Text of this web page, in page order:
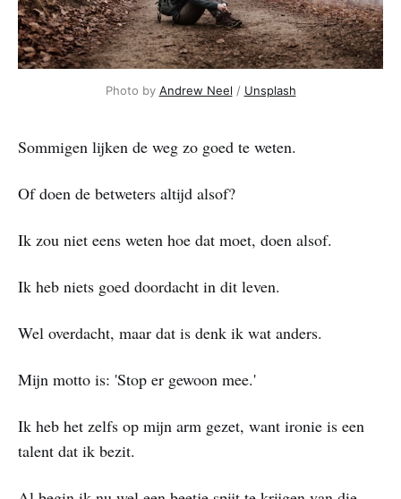
Photo by Andrew Neel / Unsplash
Sommigen lijken de weg zo goed te weten.
Of doen de betweters altijd alsof?
Ik zou niet eens weten hoe dat moet, doen alsof.
Ik heb niets goed doordacht in dit leven.
Wel overdacht, maar dat is denk ik wat anders.
Mijn motto is: 'Stop er gewoon mee.'
Ik heb het zelfs op mijn arm gezet, want ironie is een
talent dat ik bezit.